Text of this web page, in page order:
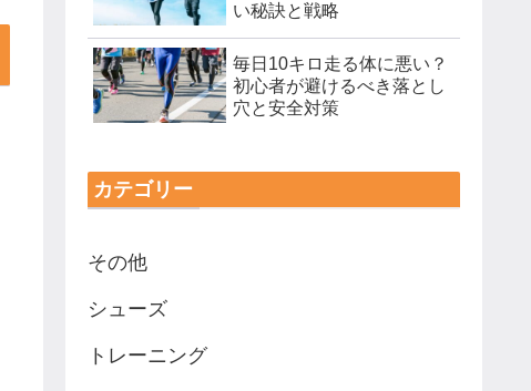
い秘訣と戦略
毎日10キロ走る体に悪い？
初心者が避けるべき落とし
穴と安全対策
カテゴリー
その他
シューズ
トレーニング